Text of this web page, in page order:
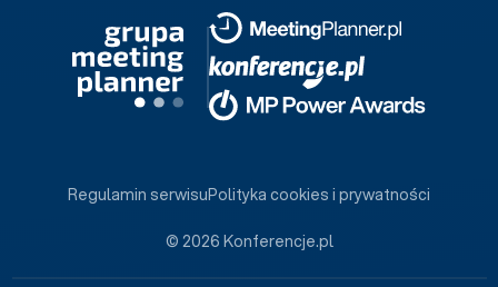
© 2026 Konferencje.pl
Regulamin serwisuPolityka cookies i prywatności